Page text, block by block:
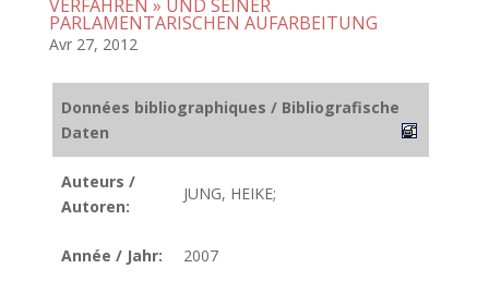
VERFAHREN » UND SEINER
PARLAMENTARISCHEN AUFARBEITUNG
Avr 27, 2012
Données bibliographiques / Bibliografische
Daten
Auteurs /
Autoren:
JUNG, HEIKE;
Année / Jahr: 2007